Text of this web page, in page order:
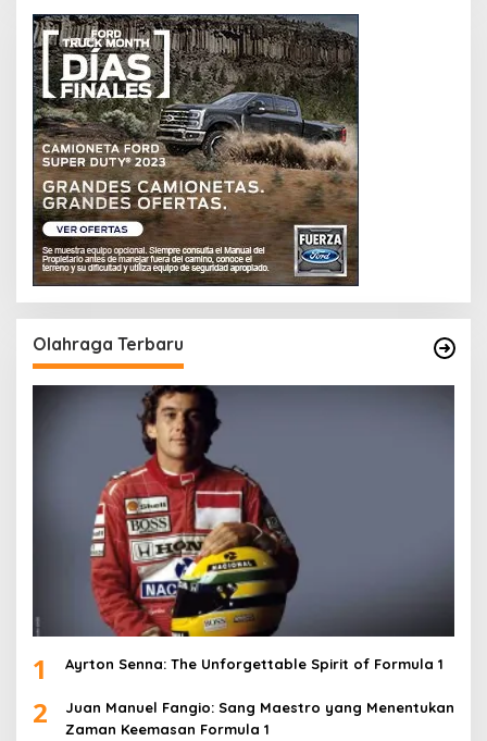
Olahraga Terbaru
1 Ayrton Senna: The Unforgettable Spirit of Formula 1
2
Juan Manuel Fangio: Sang Maestro yang Menentukan
Zaman Keemasan Formula 1